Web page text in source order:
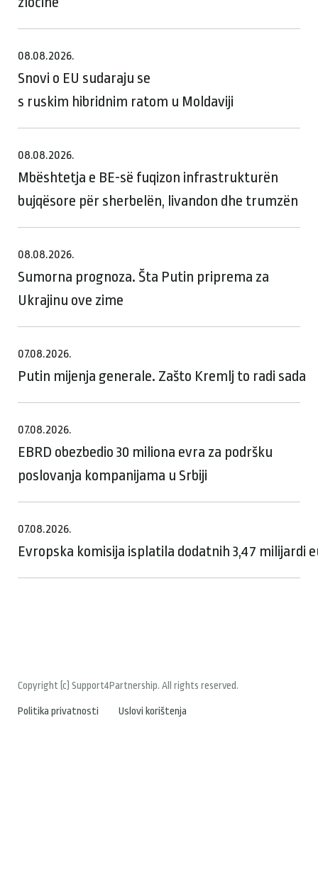
08.08.2026.
Snovi o EU sudaraju se
s ruskim hibridnim ratom u Moldaviji
08.08.2026.
Mbështetja e BE-së fuqizon infrastrukturën
bujqësore për sherbelën, livandon dhe trumzën
08.08.2026.
Sumorna prognoza. Šta Putin priprema za
Ukrajinu ove zime
07.08.2026.
Putin mijenja generale. Zašto Kremlj to radi sada
07.08.2026.
EBRD obezbedio 30 miliona evra za podršku
poslovanja kompanijama u Srbiji
07.08.2026.
Evropska komisija isplatila dodatnih 3,47 milijardi
Copyright (c) Support4Partnership. All rights reserved.
Politika privatnosti Uslovi korištenja